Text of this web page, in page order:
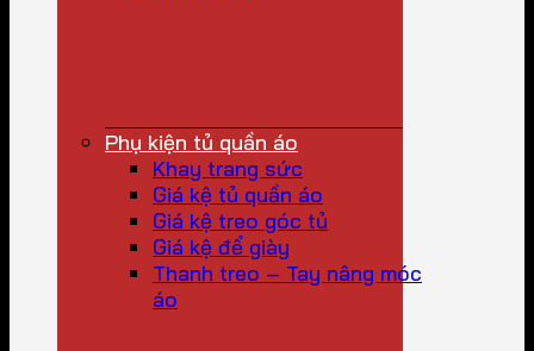
Phụ kiện tủ quần áo
Khay trang sức
Giá kệ tủ quần áo
Giá kệ treo góc tủ
Giá kệ để giày
Thanh treo – Tay nâng móc
áo